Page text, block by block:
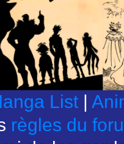
List |
règles du